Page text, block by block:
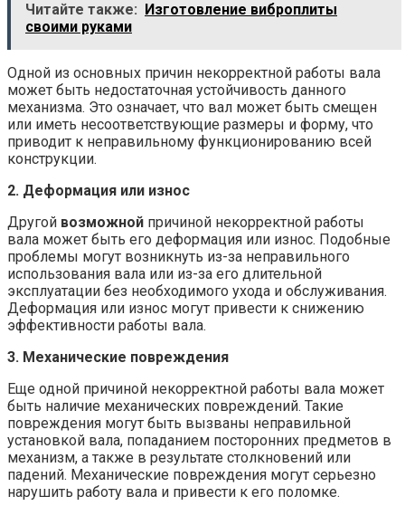
Читайте также:
Изготовление виброплиты
своими руками
Одной из основных причин некорректной работы вала
может быть недостаточная устойчивость данного
механизма. Это означает, что вал может быть смещен
или иметь несоответствующие размеры и форму, что
приводит к неправильному функционированию всей
конструкции.
2. Деформация или износ
Другой возможной причиной некорректной работы
вала может быть его деформация или износ. Подобные
проблемы могут возникнуть из-за неправильного
использования вала или из-за его длительной
эксплуатации без необходимого ухода и обслуживания.
Деформация или износ могут привести к снижению
эффективности работы вала.
3. Механические повреждения
Еще одной причиной некорректной работы вала может
быть наличие механических повреждений. Такие
повреждения могут быть вызваны неправильной
установкой вала, попаданием посторонних предметов в
механизм, а также в результате столкновений или
падений. Механические повреждения могут серьезно
нарушить работу вала и привести к его поломке.